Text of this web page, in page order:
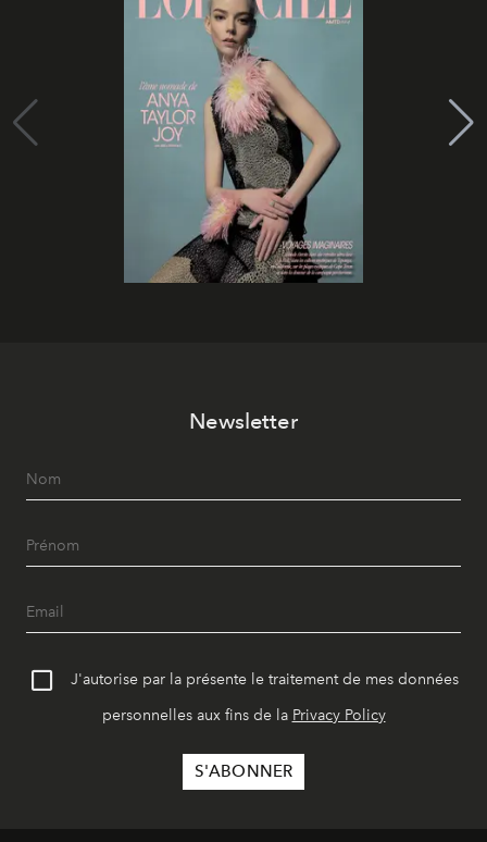
Newsletter
J'autorise par la présente le traitement de mes données
personnelles aux fins de la Privacy Policy